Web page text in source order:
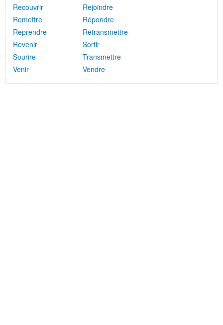
Recouvrir
Rejoindre
Remettre
Répondre
Reprendre
Retransmettre
Revenir
Sortir
Sourire
Transmettre
Venir
Vendre